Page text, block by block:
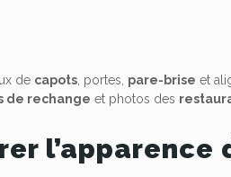
de capots , portes, pare-brise et
de rechange et photos des
l’apparence